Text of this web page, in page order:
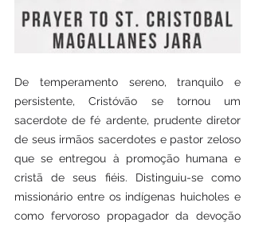
De temperamento sereno, tranquilo e
persistente, Cristóvão se tornou um
sacerdote de fé ardente, prudente diretor
de seus irmãos sacerdotes e pastor zeloso
que se entregou à promoção humana e
cristã de seus fiéis. Distinguiu-se como
missionário entre os indígenas huicholes e
como fervoroso propagador da devoção